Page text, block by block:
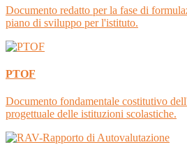
Documento redatto per la fase di
piano di sviluppo per l'istituto.
PTOF
Documento fondamentale costitutivo
progettuale delle istituzioni scolastiche.